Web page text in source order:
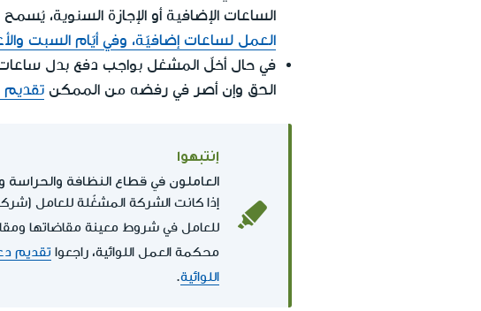
الساعات الإضافية أو الإجازة السنوية،
العمل لساعات إضافيّة، وفي أيّام السبت
في حال أخلّ المشغل بواجب دفع بدل ساعات
الحق وإن أصر في رفضه من الممكن
إنتبهوا
العاملون في قطاع النظافة والحراسة
إذا كانت الشركة المشغّلة للعامل
للعامل في شروط معينة مقاضاتها
محكمة العمل اللوائية، راجعوا تقديم
اللوائية.